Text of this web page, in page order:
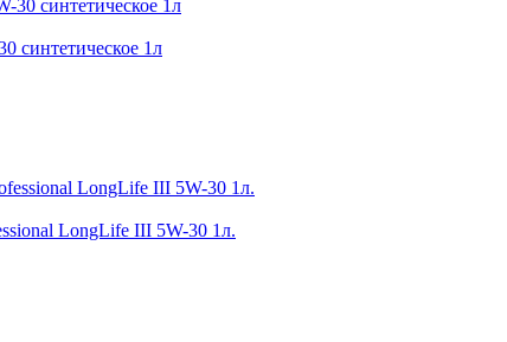
синтетическое 1л
LongLife III 5W-30 1л.